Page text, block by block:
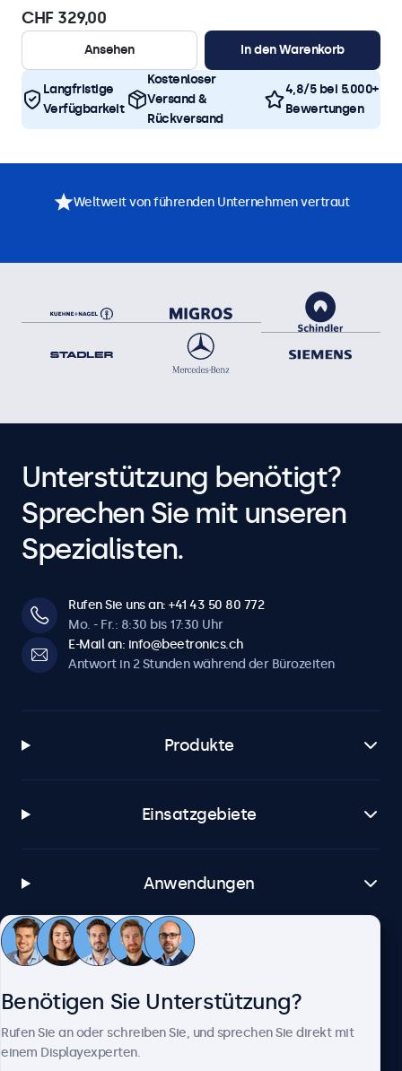
CHF 329,00
Ansehen In den Warenkorb
Langfristige
Verfügbarkeit
Kostenloser
Versand &
Rückversand
4,8/5 bei 5.000+
Bewertungen
Weltweit von führenden Unternehmen vertraut
Unterstützung benötigt?
Sprechen Sie mit unseren
Spezialisten.
Rufen Sie uns an: +41 43 50 80 772
Mo. - Fr.: 8:30 bis 17:30 Uhr
E-Mail an: info@beetronics.ch
Antwort in 2 Stunden während der Bürozeiten
Produkte
Einsatzgebiete
Anwendungen
Kundenservice
Benötigen Sie Unterstützung?
Rufen Sie an oder schreiben Sie, und sprechen Sie direkt mit
einem Displayexperten.